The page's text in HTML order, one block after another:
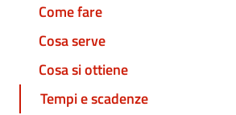
Come fare
Cosa serve
Cosa si ottiene
Tempi e scadenze